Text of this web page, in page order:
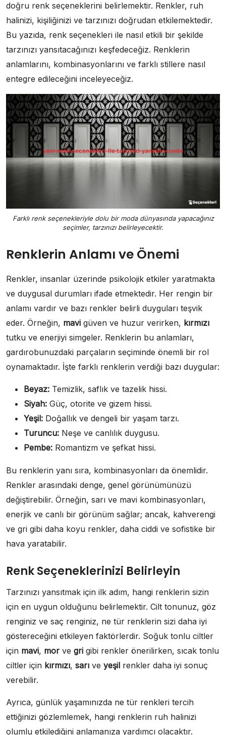
doğru renk seçeneklerini belirlemektir. Renkler, ruh
halinizi, kişiliğinizi ve tarzınızı doğrudan etkilemektedir.
Bu yazıda, renk seçenekleri ile nasıl etkili bir şekilde
tarzınızı yansıtacağınızı keşfedeceğiz. Renklerin
anlamlarını, kombinasyonlarını ve farklı stillere nasıl
entegre edileceğini inceleyeceğiz.
Farklı renk seçenekleriyle dolu bir moda dünyasında yapacağınız
seçimler, tarzınızı belirleyecektir.
Renklerin Anlamı ve Önemi
Renkler, insanlar üzerinde psikolojik etkiler yaratmakta
ve duygusal durumları ifade etmektedir. Her rengin bir
anlamı vardır ve bazı renkler belirli duyguları teşvik
eder. Örneğin, mavi güven ve huzur verirken, kırmızı
tutku ve enerjiyi simgeler. Renklerin bu anlamları,
gardırobunuzdaki parçaların seçiminde önemli bir rol
oynamaktadır. İşte farklı renklerin verdiği bazı duygular:
Beyaz: Temizlik, saflık ve tazelik hissi.
Siyah: Güç, otorite ve gizem hissi.
Yeşil: Doğallık ve dengeli bir yaşam tarzı.
Turuncu: Neşe ve canlılık duygusu.
Pembe: Romantizm ve şefkat hissi.
Bu renklerin yanı sıra, kombinasyonları da önemlidir.
Renkler arasındaki denge, genel görünümünüzü
değiştirebilir. Örneğin, sarı ve mavi kombinasyonları,
enerjik ve canlı bir görünüm sağlar; ancak, kahverengi
ve gri gibi daha koyu renkler, daha ciddi ve sofistike bir
hava yaratabilir.
Renk Seçeneklerinizi Belirleyin
Tarzınızı yansıtmak için ilk adım, hangi renklerin sizin
için en uygun olduğunu belirlemektir. Cilt tonunuz, göz
renginiz ve saç renginiz, ne tür renklerin sizi daha iyi
göstereceğini etkileyen faktörlerdir. Soğuk tonlu ciltler
için mavi, mor ve gri gibi renkler önerilirken, sıcak tonlu
ciltler için kırmızı, sarı ve yeşil renkler daha iyi sonuç
verebilir.
Ayrıca, günlük yaşamınızda ne tür renkleri tercih
ettiğinizi gözlemlemek, hangi renklerin ruh halinizi
olumlu etkilediğini anlamanıza yardımcı olacaktır.